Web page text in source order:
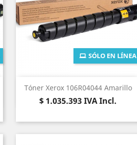
Tóner Xerox 106R04044 Amarillo
Precio
$ 1.035.393IVA Incl.
SÓLO EN LÍNEA
Vista rápida